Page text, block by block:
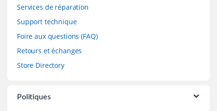
Services de réparation
Support technique
Foire aux questions (FAQ)
Retours et échanges
Store Directory
Politiques